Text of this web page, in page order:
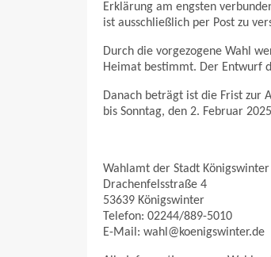
Erklärung am engsten
ist ausschließlich per Post zu
Durch die vorgezogene Wahl
Heimat bestimmt. Der Entwurf
Danach beträgt ist die Frist zur
bis Sonntag, den 2. Februar
Wahlamt der Stadt Königswinter
Drachenfelsstraße 4
53639 Königswinter
Telefon: 02244/889-5010
E-Mail: wahl@koenigswinter.de